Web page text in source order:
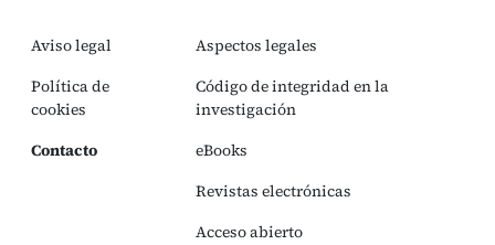
Aviso legal
Política de
cookies
Contacto
Aspectos legales
Código de integridad en la
investigación
eBooks
Revistas electrónicas
Acceso abierto